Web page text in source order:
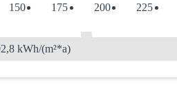
150 175 200 225
kWh/(m²*a)